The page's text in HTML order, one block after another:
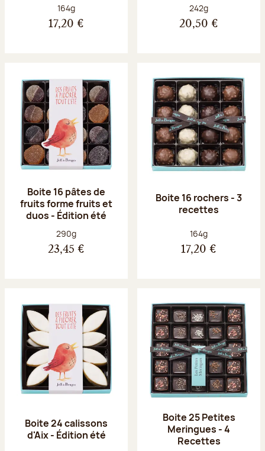
Poids net :
164g
17,20 €
Poids net :
242g
20,50 €
Boite 16 pâtes de
fruits forme fruits et
duos - Édition été
Poids net :
290g
23,45 €
Boite 16 rochers - 3
recettes
Poids net :
164g
17,20 €
Boite 24 calissons
d'Aix - Édition été
Boite 25 Petites
Meringues - 4
Recettes